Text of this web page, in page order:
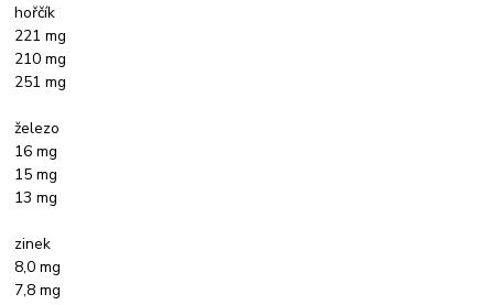
hořčík
221 mg
210 mg
251 mg
železo
16 mg
15 mg
13 mg
zinek
8,0 mg
7,8 mg